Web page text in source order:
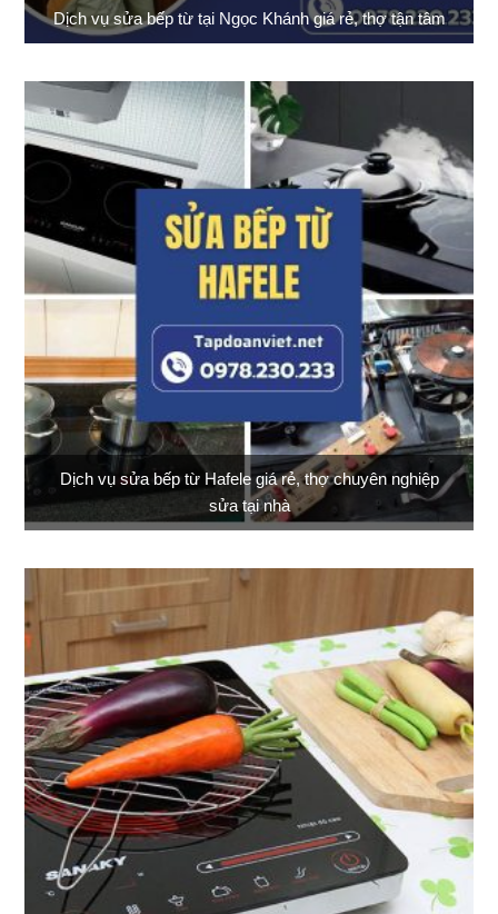
Dịch vụ sửa bếp từ tại Ngọc Khánh giá rẻ, thợ tận tâm
Dịch vụ sửa bếp từ Hafele giá rẻ, thợ chuyên nghiệp
sửa tại nhà